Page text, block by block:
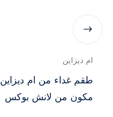
ام ديزاين
طقم غداء من ام ديزاين
مكون من لانش بوكس